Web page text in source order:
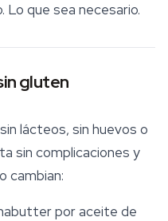
Lo que sea necesario.
gluten
lácteos, sin huevos o
sin complicaciones y
cambian:
por aceite de